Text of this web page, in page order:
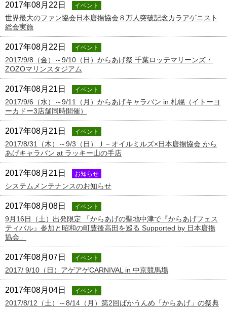
2017年08月22日 イベント
世界最大のファン協会日本唐揚協会８万人突破記念カラアゲニスト
総会実施
2017年08月22日 イベント
2017/9/8（金）～9/10（日）からあげ祭 千葉ロッテマリーンズ・
ZOZOマリンスタジアム
2017年08月21日 イベント
2017/9/6（水）～9/11（月）からあげキャラバン in 札幌（イトーヨ
ーカドー3店舗同時開催）
2017年08月21日 イベント
2017/8/31（木）～9/3（日）Ｊ－オイルミルズ×日本唐揚協会 から
あげキャラバン at ラッキー山の手店
2017年08月21日 お知らせ
システムメンテナンスのお知らせ
2017年08月08日 イベント
9月16日（土）出発限定 「からあげの聖地中津で『からあげフェス
ティバル』参加と昭和の町豊後高田を巡る Supported by 日本唐揚
協会」
2017年08月07日 イベント
2017/ 9/10（日）アゲアゲCARNIVAL in 中京競馬場
2017年08月04日 イベント
2017/8/12（土）～8/14（月）第2回ばかうんめ「からあげ」の祭典